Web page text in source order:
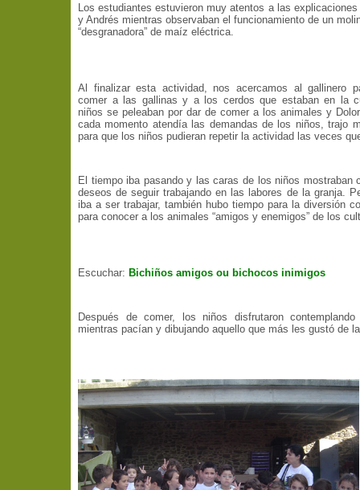
Los estudiantes estuvieron muy atentos a las explicaciones
y Andrés mientras observaban el funcionamiento de un
“desgranadora” de maíz eléctrica.
Al finalizar esta actividad, nos acercamos al gallinero
comer a las gallinas y a los cerdos que estaban en la
niños se peleaban por dar de comer a los animales y
cada momento atendía las demandas de los niños, trajo
para que los niños pudieran repetir la actividad las veces
El tiempo iba pasando y las caras de los niños mostraban
deseos de seguir trabajando en las labores de la granja.
iba a ser trabajar, también hubo tiempo para la diversión
para conocer a los animales “amigos y enemigos” de los
Escuchar: Bichiños amigos ou bichocos inimigos
Después de comer, los niños disfrutaron
mientras pacían y dibujando aquello que más les gustó de